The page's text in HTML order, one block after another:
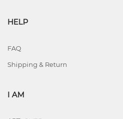
HELP
FAQ
Shipping & Return
I AM